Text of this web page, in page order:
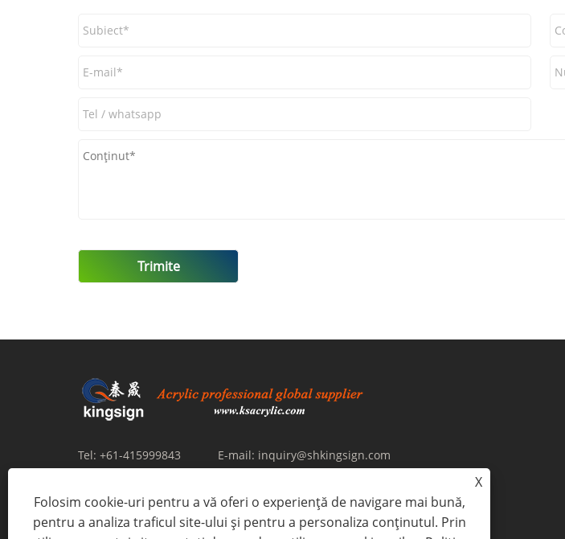
Tel: +61-415999843 E-mail: inquiry@shkingsign.com
,Shanghai -201805, China
X
Folosim cookie-uri pentru a vă oferi o experiență de navigare mai bună,
pentru a analiza traficul site-ului și pentru a personaliza conținutul. Prin